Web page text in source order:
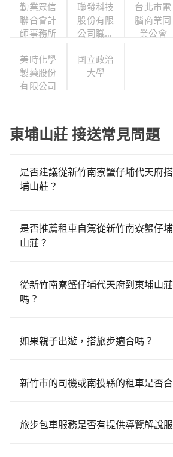
勤業眾信
聯合會計
師事務所
聯發科技
股份有限
公司職工
會
台北市電
腦商業同
業公會
美時化學
製藥股份
有限公司
國立政治
大學
東埔山莊 接送常見問題
是否建議從新竹南寮蟹仔埔代天府
埔山莊？
鐵省時、較貴！不過從最早一班車
21:47，新竹-彰化一天最多僅16班次
站，叫一輛計程車花費約400元、車
高鐵站後，步行進站、現場購票並於
的計程車，搭上小黃後約花77分鐘
人花費為1,310元。但如果全程使用
出約480元的交通費，所以對於不是
是否推薦租車自駕從新竹南寮蟹仔
山莊？
在車上休息，那在新竹南寮蟹仔埔代
北區有約15間租車車行，比方說旅捷
$1,500，九人座如Hyundai Starex
計多數租車合約上都會載明每日里
你當天就往返新竹南寮蟹仔埔代天府
從新竹南寮蟹仔埔代天府到東埔山
嗎？
灣大車隊、Uber、Line Taxi、Yoxi
車看看。依照里程跳錶計算，價格
市的45%、密度僅雙北的0.2%，其
如果親子出遊，搭旅步適合嗎？
椅及兒童用增高墊供您選購(租借300
新竹市的司機或南投縣的租車是否
車、私家車或野雞車在招攬生意，這
旅步包車服務是否有提供導覽解說